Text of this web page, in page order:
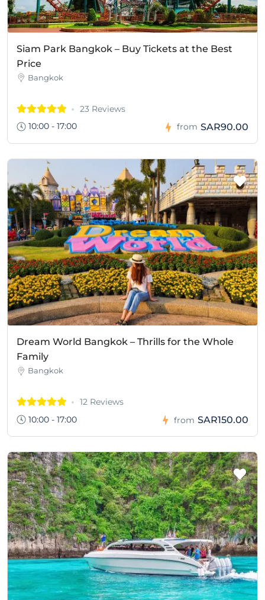
Siam Park Bangkok – Buy Tickets at the Best
Price
Bangkok
23 Reviews
10:00 - 17:00
from SAR90.00
Dream World Bangkok – Thrills for the Whole
Family
Bangkok
12 Reviews
10:00 - 17:00
from SAR150.00